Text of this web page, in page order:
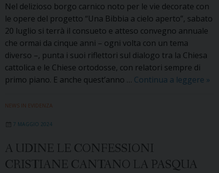
Grasso
e
Nader
Akkad
Nel delizioso borgo carnico noto per le vie decorate con
le opere del progetto “Una Bibbia a cielo aperto”, sabato
20 luglio si terrà il consueto e atteso convegno annuale
che ormai da cinque anni – ogni volta con un tema
diverso –, punta i suoi riflettori sul dialogo tra la Chiesa
cattolica e le Chiese ortodosse, con relatori sempre di
primo piano. E anche quest’anno … Continua a leggere A
»
NEWS IN EVIDENZA
7 MAGGIO 2024
A UDINE LE CONFESSIONI
CRISTIANE CANTANO LA PASQUA